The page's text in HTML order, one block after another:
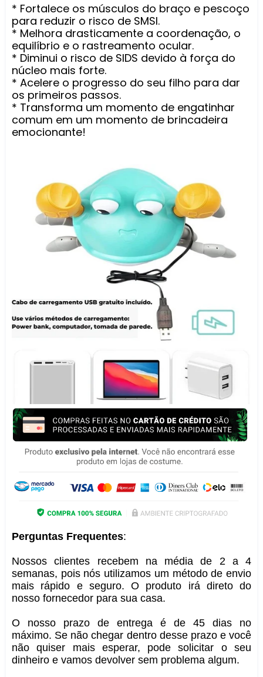
* Fortalece os músculos do braço e pescoço
para reduzir o risco de SMSI.
* Melhora drasticamente a coordenação, o
equilíbrio e o rastreamento ocular.
* Diminui o risco de SIDS devido à força do
núcleo mais forte.
* Acelere o progresso do seu filho para dar
os primeiros passos.
* Transforma um momento de engatinhar
comum em um momento de brincadeira
emocionante!
Perguntas Frequentes:
Nossos clientes recebem na média de 2 a 4
semanas, pois nós utilizamos um método de envio
mais rápido e seguro. O produto irá direto do
nosso fornecedor para sua casa.
O nosso prazo de entrega é de 45 dias no
máximo. Se não chegar dentro desse prazo e você
não quiser mais esperar, pode solicitar o seu
dinheiro e vamos devolver sem problema algum.